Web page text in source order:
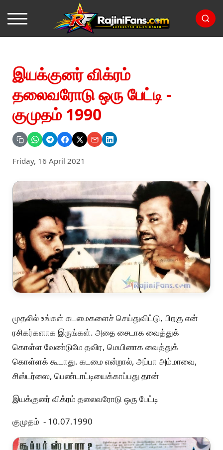
இயக்குனர் விக்ரம்
தலைவரோடு ஒரு பேட்டி -
குமுதம் 1990
Friday, 16 April 2021
முதலில் உங்கள் கடமைகளைச் செய்துவிட்டு, பிறகு என்
ரசிகர்களாக இருங்கள். அதை சைடாக வைத்துக்
கொள்ள வேண்டுமே தவிர, மெயினாக வைத்துக்
கொள்ளக் கூடாது. கடமை என்றால், அப்பா அம்மாவை,
சிஸ்டர்ஸை, பெண்டாட்டியைக்காப்பது தான்
இயக்குனர் விக்ரம் தலைவரோடு ஒரு பேட்டி
குமுதம் - 10.07.1990